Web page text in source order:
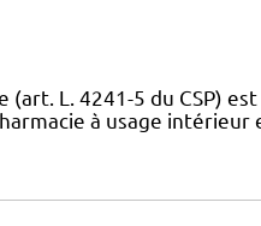
L. 4241-5 du CSP)
à usage